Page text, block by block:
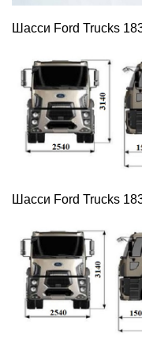
Шасси Ford Trucks
Шасси Ford Trucks